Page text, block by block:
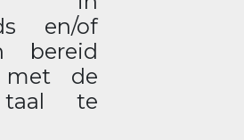
en/of
bereid
de
taal te